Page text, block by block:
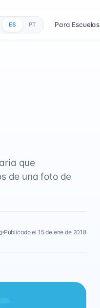
ES PT Para Escuelas
que
de una foto de
Publicado el 15 de ene de 2018